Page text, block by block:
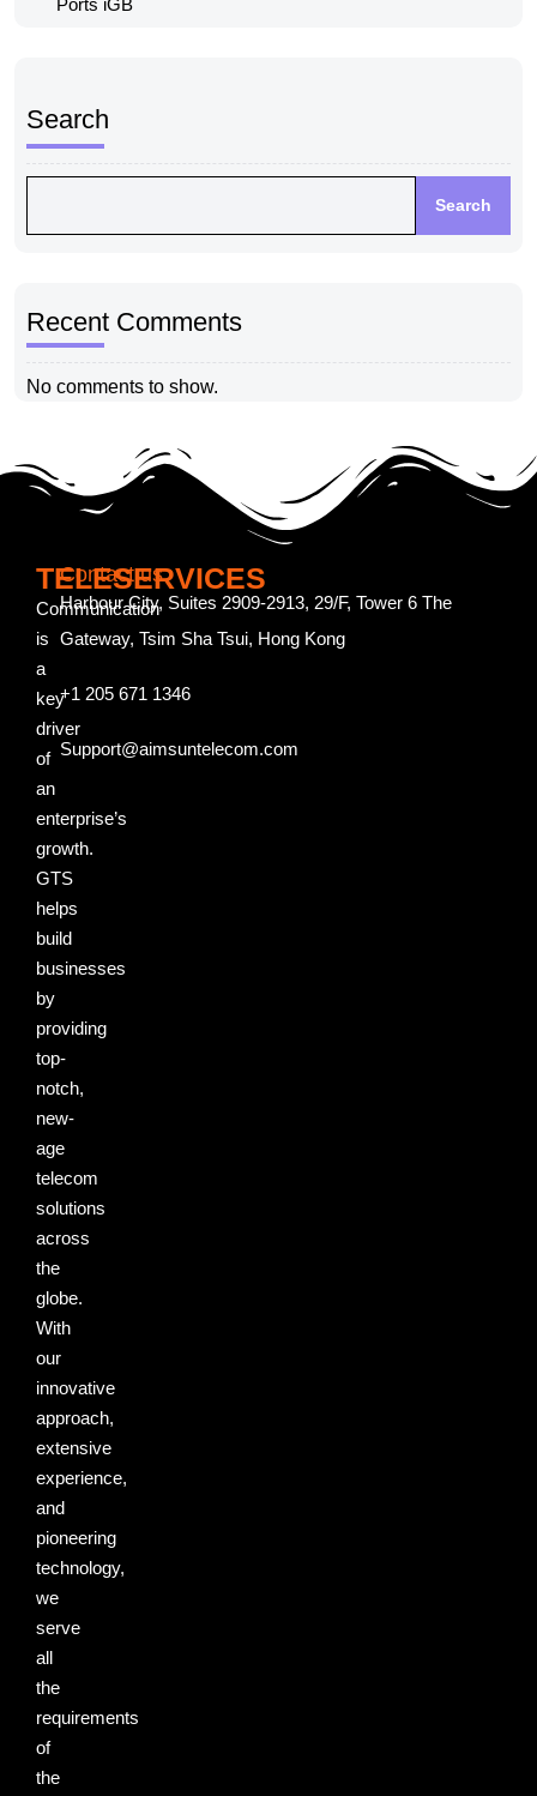
Ports iGB
Search
Search
Recent Comments
No comments to show.
TELESERVICES
Communication
is
a
key
driver
of
an
enterprise’s
growth.
GTS
helps
build
businesses
by
providing
top-
notch,
new-
age
telecom
solutions
across
the
globe.
With
our
innovative
approach,
extensive
experience,
and
pioneering
technology,
we
serve
all
the
requirements
of
the
Contact us
Harbour City, Suites 2909-2913, 29/F, Tower 6 The
Gateway, Tsim Sha Tsui, Hong Kong
+1 205 671 1346
Support@aimsuntelecom.com